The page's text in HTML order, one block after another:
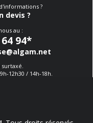
?
devis ?
au :
94*
12h30 / 14h-18h.